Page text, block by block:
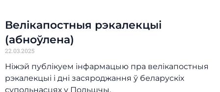
Велікапостныя рэкалекцыі
(абноўлена)
22.03.2025
Ніжэй публікуем інфармацыю пра велікапостныя
рэкалекцыі і дні засяроджання ў беларускіх
супольнасцях у Польшчы.